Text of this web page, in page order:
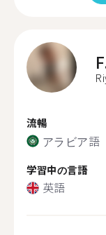
流暢
アラビア語
学習中の言語
英語